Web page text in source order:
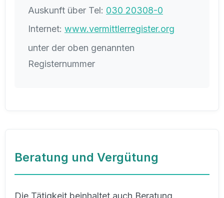
Auskunft über Tel: 030 20308-0
Internet: www.vermittlerregister.org
unter der oben genannten
Registernummer
Beratung und Vergütung
Die Tätigkeit beinhaltet auch Beratung.